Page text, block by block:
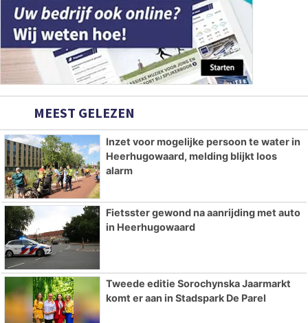
MEEST GELEZEN
Inzet voor mogelijke persoon te water in
Heerhugowaard, melding blijkt loos
alarm
Fietsster gewond na aanrijding met auto
in Heerhugowaard
Tweede editie Sorochynska Jaarmarkt
komt er aan in Stadspark De Parel